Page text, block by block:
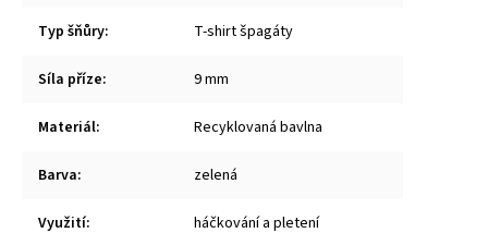
Typ šňůry: T-shirt špagáty
Síla příze: 9 mm
Materiál: Recyklovaná bavlna
Barva: zelená
Využití: háčkování a pletení